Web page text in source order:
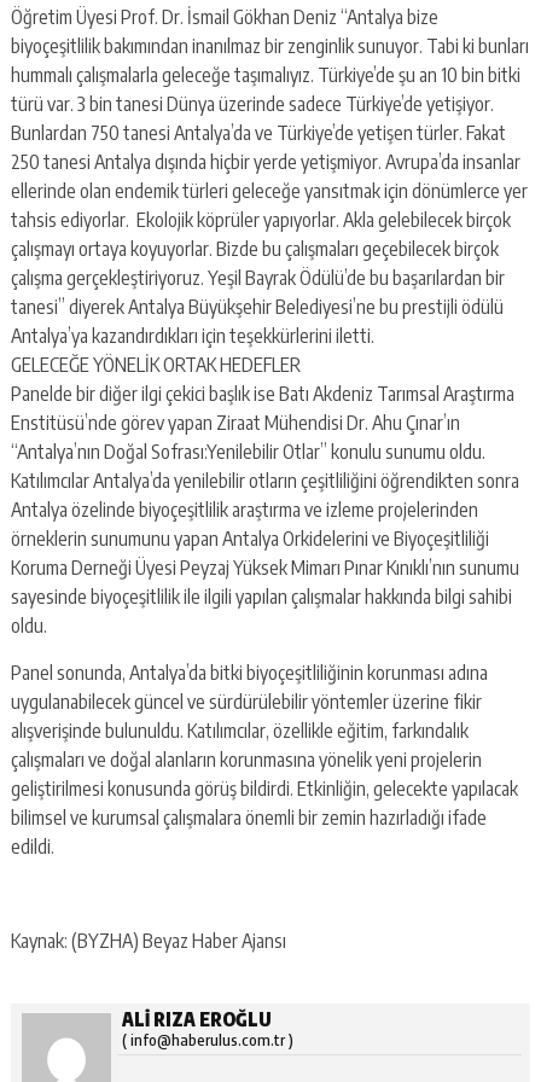
Öğretim Üyesi Prof. Dr. İsmail Gökhan Deniz “Antalya bize
biyoçeşitlilik bakımından inanılmaz bir zenginlik sunuyor. Tabi ki bunları
hummalı çalışmalarla geleceğe taşımalıyız. Türkiye’de şu an 10 bin bitki
türü var. 3 bin tanesi Dünya üzerinde sadece Türkiye’de yetişiyor.
Bunlardan 750 tanesi Antalya’da ve Türkiye’de yetişen türler. Fakat
250 tanesi Antalya dışında hiçbir yerde yetişmiyor. Avrupa’da insanlar
ellerinde olan endemik türleri geleceğe yansıtmak için dönümlerce yer
tahsis ediyorlar. Ekolojik köprüler yapıyorlar. Akla gelebilecek birçok
çalışmayı ortaya koyuyorlar. Bizde bu çalışmaları geçebilecek birçok
çalışma gerçekleştiriyoruz. Yeşil Bayrak Ödülü’de bu başarılardan bir
tanesi” diyerek Antalya Büyükşehir Belediyesi’ne bu prestijli ödülü
Antalya’ya kazandırdıkları için teşekkürlerini iletti.
GELECEĞE YÖNELİK ORTAK HEDEFLER
Panelde bir diğer ilgi çekici başlık ise Batı Akdeniz Tarımsal Araştırma
Enstitüsü’nde görev yapan Ziraat Mühendisi Dr. Ahu Çınar’ın
“Antalya’nın Doğal Sofrası:Yenilebilir Otlar” konulu sunumu oldu.
Katılımcılar Antalya’da yenilebilir otların çeşitliliğini öğrendikten sonra
Antalya özelinde biyoçeşitlilik araştırma ve izleme projelerinden
örneklerin sunumunu yapan Antalya Orkidelerini ve Biyoçeşitliliği
Koruma Derneği Üyesi Peyzaj Yüksek Mimarı Pınar Kınıklı’nın sunumu
sayesinde biyoçeşitlilik ile ilgili yapılan çalışmalar hakkında bilgi sahibi
oldu.
Panel sonunda, Antalya’da bitki biyoçeşitliliğinin korunması adına
uygulanabilecek güncel ve sürdürülebilir yöntemler üzerine fikir
alışverişinde bulunuldu. Katılımcılar, özellikle eğitim, farkındalık
çalışmaları ve doğal alanların korunmasına yönelik yeni projelerin
geliştirilmesi konusunda görüş bildirdi. Etkinliğin, gelecekte yapılacak
bilimsel ve kurumsal çalışmalara önemli bir zemin hazırladığı ifade
edildi.
Kaynak: (BYZHA) Beyaz Haber Ajansı
ALI RIZA EROĞLU
( info@haberulus.com.tr )